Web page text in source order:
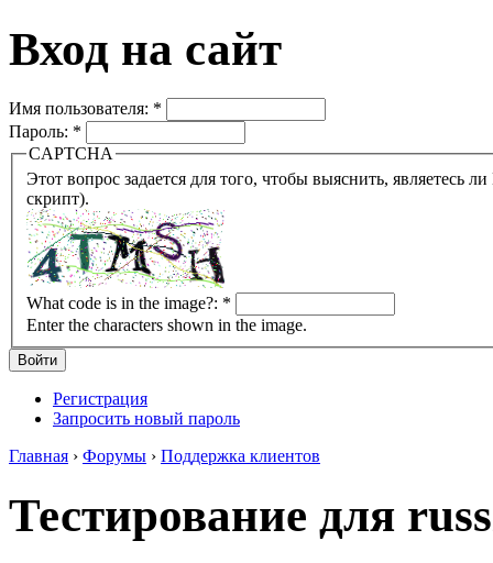
Вход на сайт
Имя пользователя: *
Пароль: *
CAPTCHA
Этот вопрос задается для того, чтобы выяснить, являетесь ли Вы человеком или представляете из себя робота
скрипт).
What code is in the image?: *
Enter the characters shown in the image.
Регистрация
Запросить новый пароль
Главная › Форумы › Поддержка клиентов
Тестирование для